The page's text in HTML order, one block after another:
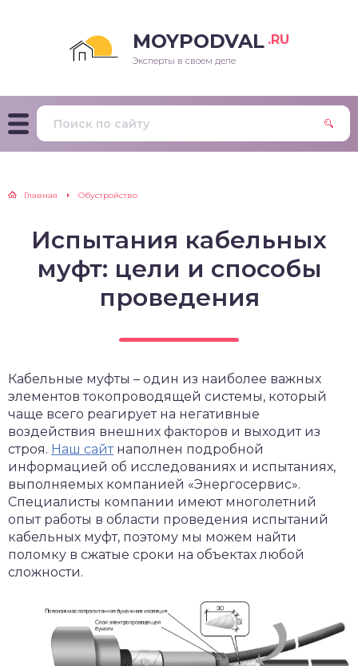
MOYPODVAL .RU
Эксперты в своем деле
Главная Обустройство
Испытания кабельных
муфт: цели и способы
проведения
Кабельные муфты – один из наиболее важных
элементов токопроводящей системы, который
чаще всего реагирует на негативные
воздействия внешних факторов и выходит из
строя. Наш сайтнаполнен подробной
информацией об исследованиях и испытаниях,
выполняемых компанией «Энергосервис».
Специалисты компании имеют многолетний
опыт работы в области проведения испытаний
кабельных муфт, поэтому мы можем найти
поломку в сжатые сроки на объектах любой
сложности.